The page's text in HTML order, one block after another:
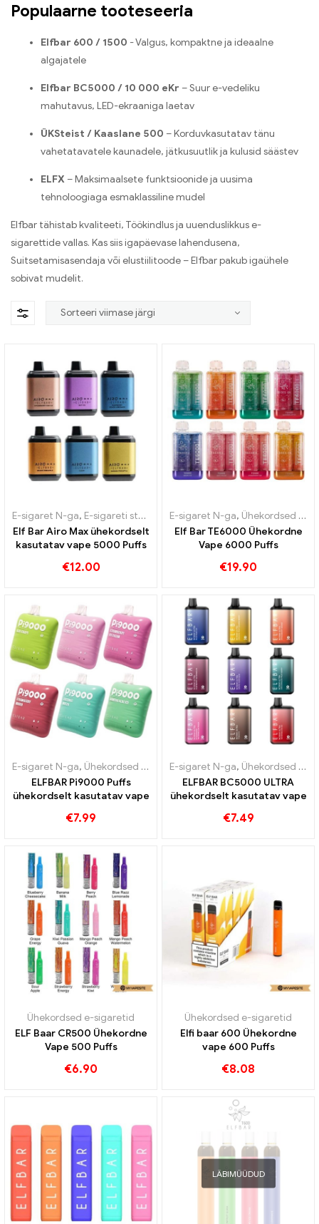
Populaarne tooteseeria
Elfbar 600 / 1500 - Valgus, kompaktne ja ideaalne
algajatele
Elfbar BC5000 / 10 000 eKr – Suur e-vedeliku
mahutavus, LED-ekraaniga laetav
ÜKSteist / Kaaslane 500 – Korduvkasutatav tänu
vahetatavatele kaunadele, jätkusuutlik ja kulusid säästev
ELFX – Maksimaalsete funktsioonide ja uusima
tehnoloogiaga esmaklassiline mudel
Elfbar tähistab kvaliteeti, Töökindlus ja uuenduslikkus e-
sigarettide vallas. Kas siis igapäevase lahendusena,
Suitsetamisasendaja või elustiilitoode – Elfbar pakub igaühele
sobivat mudelit.
E-sigaret N-ga, E-sigareti stardikomplekt ,Ühekordsed e-sigaretid
Elf Bar Airo Max ühekordselt
kasutatav vape 5000 Puffs
€12.00
E-sigaret N-ga, Ühekordsed e-sigaretid
Elf Bar TE6000 Ühekordne
Vape 6000 Puffs
€19.90
E-sigaret N-ga, Ühekordsed e-sigaretid ,Pod ,Maksuvabad kaubad
ELFBAR Pi9000 Puffs
ühekordselt kasutatav vape
€7.99
E-sigaret N-ga, Ühekordsed e-sigaretid
ELFBAR BC5000 ULTRA
ühekordselt kasutatav vape
€7.49
Ühekordsed e-sigaretid
ELF Baar CR500 Ühekordne
Vape 500 Puffs
€6.90
Ühekordsed e-sigaretid
Elfi baar 600 Ühekordne
vape 600 Puffs
€8.08
LÄBIMÜÜDUD